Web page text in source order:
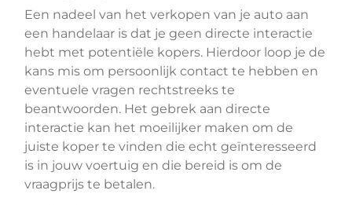
Een nadeel van het verkopen van je auto aan
een handelaar is dat je geen directe interactie
hebt met potentiële kopers. Hierdoor loop je de
kans mis om persoonlijk contact te hebben en
eventuele vragen rechtstreeks te
beantwoorden. Het gebrek aan directe
interactie kan het moeilijker maken om de
juiste koper te vinden die echt geïnteresseerd
is in jouw voertuig en die bereid is om de
vraagprijs te betalen.